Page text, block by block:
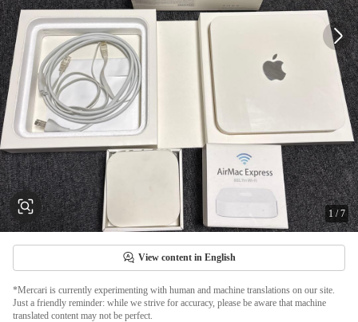
1 /7
View content in English
*Mercari is currently experimenting with human and machine translations on our site.
Just a friendly reminder: while we strive for accuracy, please be aware that machine
translated content may not be perfect.